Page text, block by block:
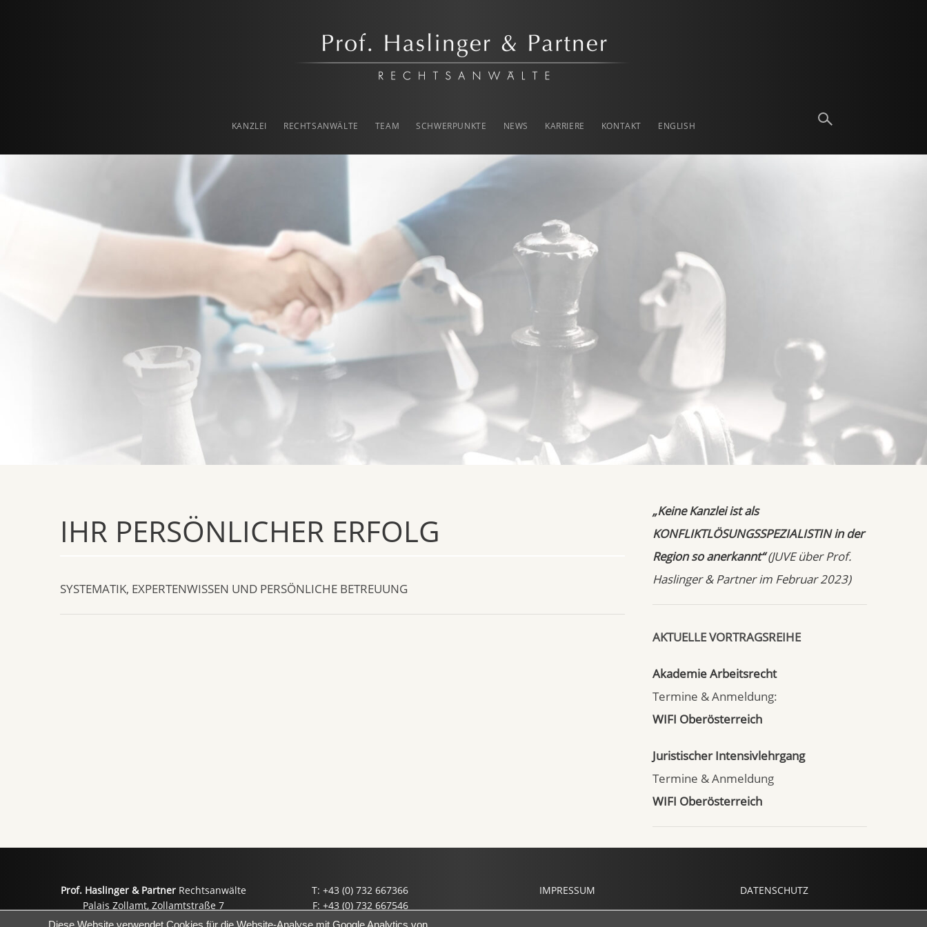
KANZLEI RECHTSANWÄLTE TEAM SCHWERPUNKTE NEWS KARRIERE KONTAKT ENGLISH
IHR PERSÖNLICHER ERFOLG
SYSTEMATIK, EXPERTENWISSEN UND PERSÖNLICHE BETREUUNG
„Keine Kanzlei ist als
KONFLIKTLÖSUNGSSPEZIALISTIN in der
Region so anerkannt“(JUVE über Prof.
Haslinger & Partner im Februar 2023)
AKTUELLE VORTRAGSREIHE
Akademie Arbeitsrecht
Termine & Anmeldung:
WIFI Oberösterreich
Juristischer Intensivlehrgang
Termine & Anmeldung
WIFI Oberösterreich
Prof. Haslinger & Partner Rechtsanwälte
Palais Zollamt, Zollamtstraße 7
A-4020 Linz
T: +43 (0) 732 667366
F: +43 (0) 732 667546
E-Mail: office@prof-haslinger.at
IMPRESSUM DATENSCHUTZ